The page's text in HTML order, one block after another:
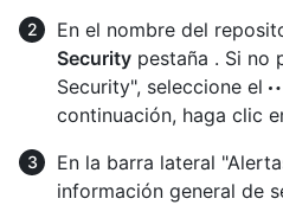
En el nombre del
Security pestaña . Si no
Security", seleccione el
continuación, haga clic
En la barra lateral
información general de